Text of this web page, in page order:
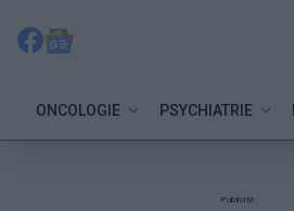
ONCOLOGIE PSYCHIATRIE
Publicité: